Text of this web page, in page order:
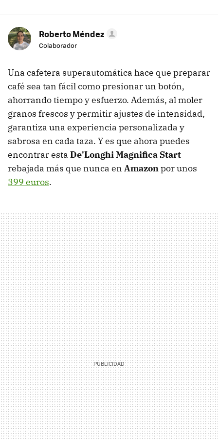
Roberto Méndez
Colaborador
Una cafetera superautomática hace que preparar
café sea tan fácil como presionar un botón,
ahorrando tiempo y esfuerzo. Además, al moler
granos frescos y permitir ajustes de intensidad,
garantiza una experiencia personalizada y
sabrosa en cada taza. Y es que ahora puedes
encontrar esta De'Longhi Magnifica Start
rebajada más que nunca en Amazonpor unos
399 euros.